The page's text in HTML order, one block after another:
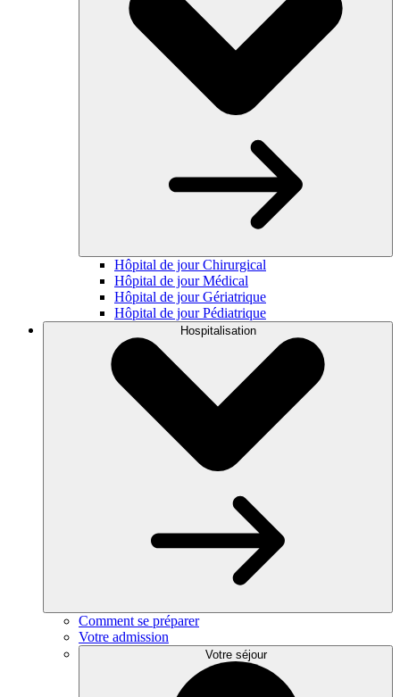
Hôpital de jour Chirurgical
Hôpital de jour Médical
Hôpital de jour Gériatrique
Hôpital de jour Pédiatrique
Hospitalisation
Comment se préparer
Votre admission
Votre séjour